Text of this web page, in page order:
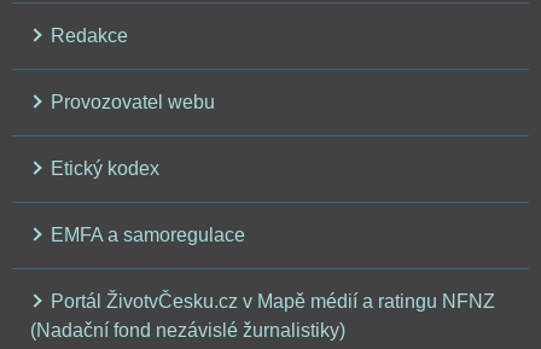
Redakce
Provozovatel webu
Etický kodex
EMFA a samoregulace
Portál ŽivotvČesku.cz v Mapě médií a ratingu NFNZ
(Nadační fond nezávislé žurnalistiky)